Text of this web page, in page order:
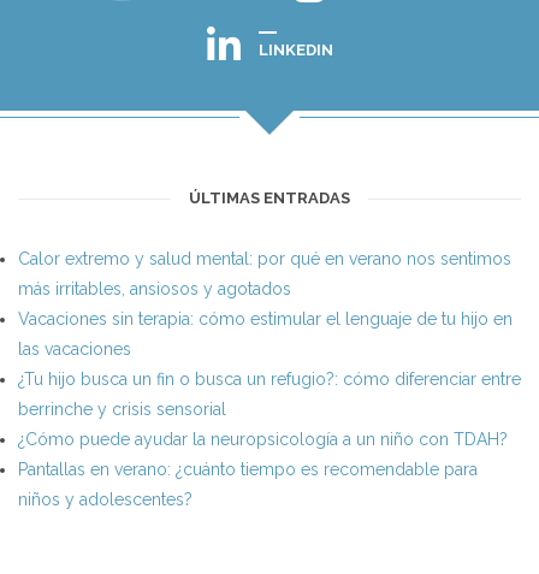
LINKEDIN
ÚLTIMAS ENTRADAS
Calor extremo y salud mental: por qué en verano nos sentimos
más irritables, ansiosos y agotados
Vacaciones sin terapia: cómo estimular el lenguaje de tu hijo en
las vacaciones
¿Tu hijo busca un fin o busca un refugio?: cómo diferenciar entre
berrinche y crisis sensorial
¿Cómo puede ayudar la neuropsicología a un niño con TDAH?
Pantallas en verano: ¿cuánto tiempo es recomendable para
niños y adolescentes?